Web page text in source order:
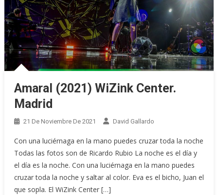
Amaral (2021) WiZink Center.
Madrid
21 De Noviembre De 2021 David Gallardo
Con una luciérnaga en la mano puedes cruzar toda la noche
Todas las fotos son de Ricardo Rubio La noche es el día y
el día es la noche. Con una luciérnaga en la mano puedes
cruzar toda la noche y saltar al color. Eva es el bicho, Juan el
que sopla. El WiZink Center […]